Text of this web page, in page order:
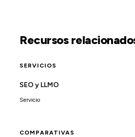
Recursos
SERVICIOS
SEO y LLMO
Servicio
COMPARATIVAS